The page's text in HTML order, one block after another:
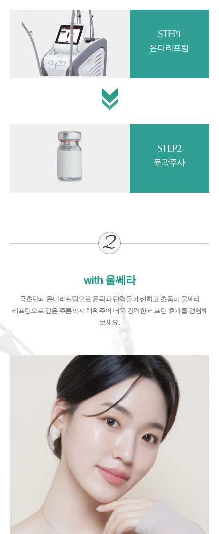
STEP1
온다리프팅
STEP2
윤곽주사
with 울쎄라
극초단파 온다리프팅으로 윤곽과 탄력을 개선하고 초음파 울쎄라
리프팅으로 깊은 주름까지 채워주어 더욱 강력한 리프팅 효과를 경험해
보세요.